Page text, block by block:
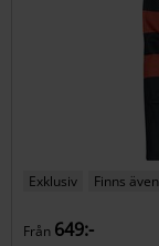
Exklusiv Finns
Från 649:-